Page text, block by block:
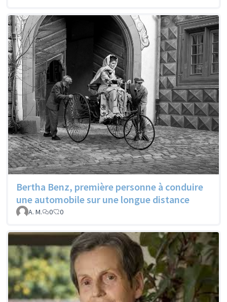
Bertha Benz, première personne à conduire
une automobile sur une longue distance
A. M. 0 0